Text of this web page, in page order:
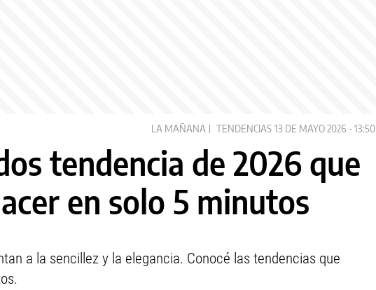
LA MAÑANA TENDENCIAS 13 DE MAYO 2026 - 13:50
tendencia de 2026 que
en solo 5 minutos
a la sencillez y la elegancia. Conocé las tendencias que